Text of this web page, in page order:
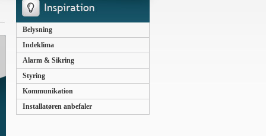
Belysning
Indeklima
Alarm & Sikring
Styring
Kommunikation
Installatøren anbefaler